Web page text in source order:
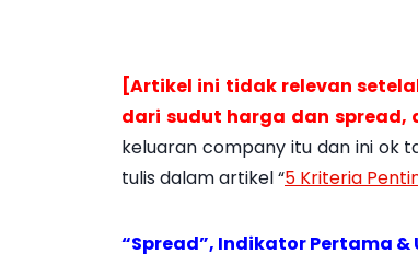
[Artikel ini tidak relevan
dari sudut harga dan spread,
keluaran company itu dan ini ok
tulis dalam artikel “5 Kriteria
“Spread”, Indikator Pertama &